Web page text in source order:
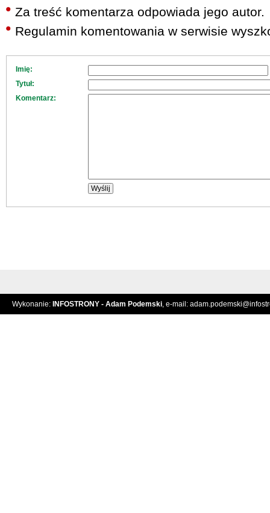
Za treść komentarza odpowiada jego autor.
Regulamin komentowania w serwisie
Imię:
Tytuł:
Komentarz:
Wykonanie: INFOSTRONY - Adam Podemski, e-mail: